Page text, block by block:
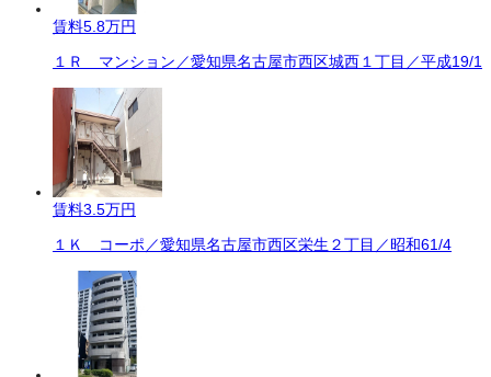
賃料5.8万円
１Ｒ マンション／愛知県名古屋市西区城西１丁目／平成19/1
賃料3.5万円
１Ｋ コーポ／愛知県名古屋市西区栄生２丁目／昭和61/4